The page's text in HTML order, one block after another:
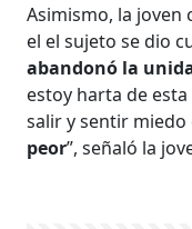
Asimismo, la joven
el el sujeto se dio
abandonó la
estoy harta de esta
salir y sentir
peor”, señaló la